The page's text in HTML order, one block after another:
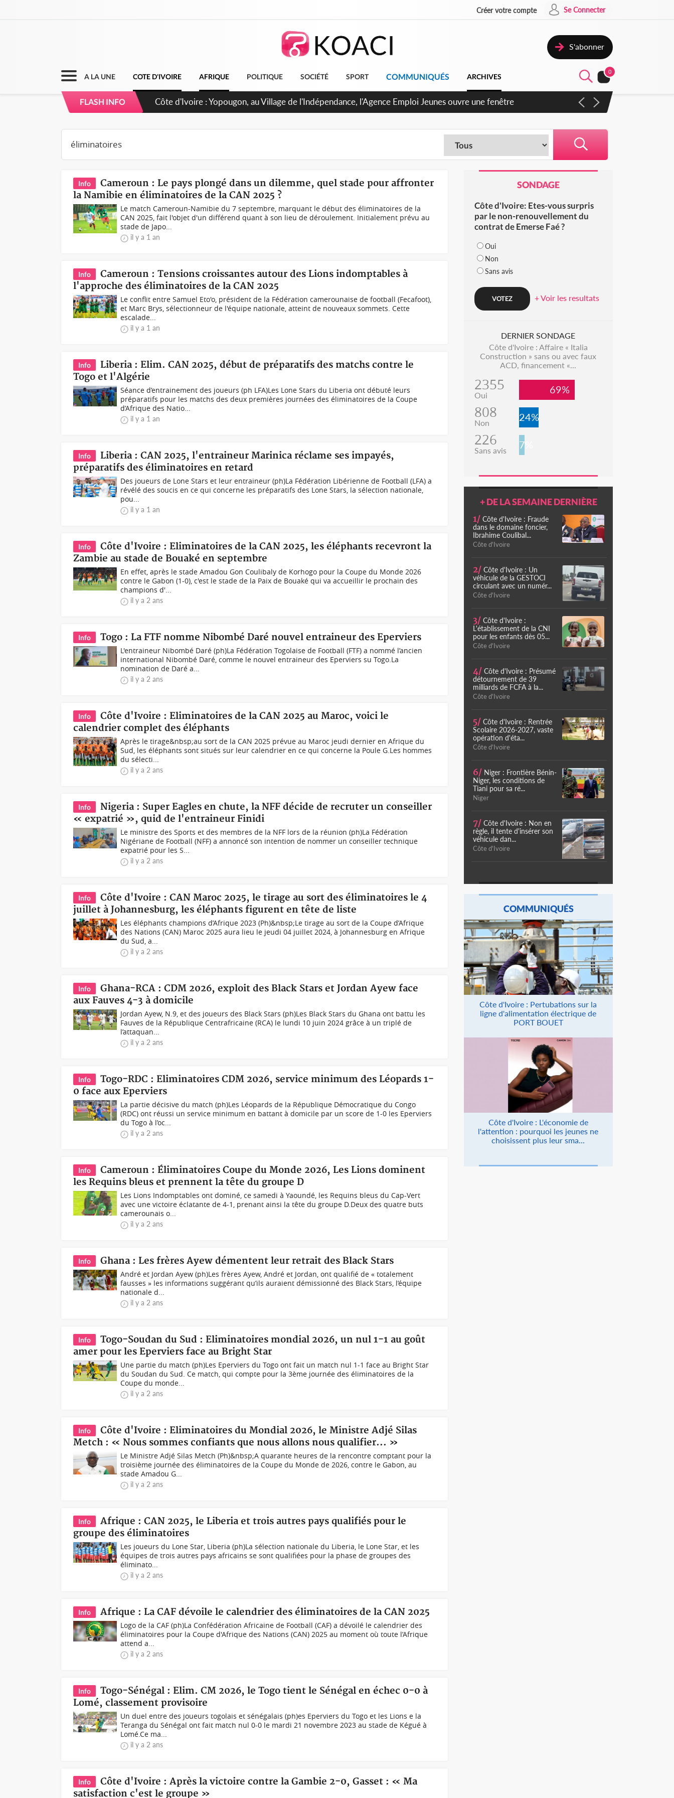
Créer votre compte Se Connecter
S'abonner
A LA UNE COTE D'IVOIRE AFRIQUE POLITIQUE SOCIÉTÉ SPORT COMMUNIQUÉS ARCHIVES
0
FLASH INFO
Côte d'Ivoire : Yopougon, au Village de l'Indépendance, l'Agence Emploi Jeunes ouvre une fenêtre
Info
Cameroun : Le pays plongé dans un dilemme, quel stade pour affronter
la Namibie en éliminatoires de la CAN 2025 ?
Le match Cameroun-Namibie du 7 septembre, marquant le début des éliminatoires de la
CAN 2025, fait l'objet d'un différend quant à son lieu de déroulement. Initialement prévu au
stade de Japo...
il y a 1 an
Info
Cameroun : Tensions croissantes autour des Lions indomptables à
l'approche des éliminatoires de la CAN 2025
Le conflit entre Samuel Eto'o, président de la Fédération camerounaise de football (Fecafoot),
et Marc Brys, sélectionneur de l'équipe nationale, atteint de nouveaux sommets. Cette
escalade...
il y a 1 an
Info
Liberia : Elim. CAN 2025, début de préparatifs des matchs contre le
Togo et l'Algérie
Séance d’entrainement des joueurs (ph LFA)Les Lone Stars du Liberia ont débuté leurs
préparatifs pour les matchs des deux premières journées des éliminatoires de la Coupe
d’Afrique des Natio...
il y a 1 an
Info
Liberia : CAN 2025, l'entraineur Marinica réclame ses impayés,
préparatifs des éliminatoires en retard
Des joueurs de Lone Stars et leur entraineur (ph)La Fédération Libérienne de Football (LFA) a
révélé des soucis en ce qui concerne les préparatifs des Lone Stars, la sélection nationale,
pou...
il y a 1 an
Info
Côte d'Ivoire : Eliminatoires de la CAN 2025, les éléphants recevront la
Zambie au stade de Bouaké en septembre
En effet, après le stade Amadou Gon Coulibaly de Korhogo pour la Coupe du Monde 2026
contre le Gabon (1-0), c'est le stade de la Paix de Bouaké qui va accueillir le prochain des
champions d'...
il y a 2 ans
Info Togo : La FTF nomme Nibombé Daré nouvel entraineur des Eperviers
L'entraineur Nibombé Daré (ph)La Fédération Togolaise de Football (FTF) a nommé l’ancien
international Nibombé Daré, comme le nouvel entraineur des Eperviers su Togo.La
nomination de Daré a...
il y a 2 ans
Info
Côte d'Ivoire : Eliminatoires de la CAN 2025 au Maroc, voici le
calendrier complet des éléphants
Après le tirage&nbsp;au sort de la CAN 2025 prévue au Maroc jeudi dernier en Afrique du
Sud, les éléphants sont situés sur leur calendrier en ce qui concerne la Poule G.Les hommes
du sélecti...
il y a 2 ans
Info
Nigeria : Super Eagles en chute, la NFF décide de recruter un conseiller
« expatrié », quid de l'entraineur Finidi
Le ministre des Sports et des membres de la NFF lors de la réunion (ph)La Fédération
Nigériane de Football (NFF) a annoncé son intention de nommer un conseiller technique
expatrié pour les S...
il y a 2 ans
Info
Côte d'Ivoire : CAN Maroc 2025, le tirage au sort des éliminatoires le 4
juillet à Johannesburg, les éléphants figurent en tête de liste
Les éléphants champions d’Afrique 2023 (Ph)&nbsp;Le tirage au sort de la Coupe d’Afrique
des Nations (CAN) Maroc 2025 aura lieu le jeudi 04 juillet 2024, à Johannesburg en Afrique
du Sud, a...
il y a 2 ans
Info
Ghana-RCA : CDM 2026, exploit des Black Stars et Jordan Ayew face
aux Fauves 4-3 à domicile
Jordan Ayew, N.9, et des joueurs des Black Stars (ph)Les Black Stars du Ghana ont battu les
Fauves de la République Centrafricaine (RCA) le lundi 10 juin 2024 grâce à un triplé de
l’attaquan...
il y a 2 ans
Info
Togo-RDC : Eliminatoires CDM 2026, service minimum des Léopards 1-
0 face aux Eperviers
La partie décisive du match (ph)Les Léopards de la République Démocratique du Congo
(RDC) ont réussi un service minimum en battant à domicile par un score de 1-0 les Eperviers
du Togo à l’oc...
il y a 2 ans
Info
Cameroun : Éliminatoires Coupe du Monde 2026, Les Lions dominent
les Requins bleus et prennent la tête du groupe D
Les Lions Indomptables ont dominé, ce samedi à Yaoundé, les Requins bleus du Cap-Vert
avec une victoire éclatante de 4-1, prenant ainsi la tête du groupe D.Deux des quatre buts
camerounais o...
il y a 2 ans
Info Ghana : Les frères Ayew démentent leur retrait des Black Stars
André et Jordan Ayew (ph)Les frères Ayew, André et Jordan, ont qualifié de « totalement
fausses » les informations suggérant qu’ils auraient démissionné des Black Stars, l’équipe
nationale d...
il y a 2 ans
Info
Togo-Soudan du Sud : Eliminatoires mondial 2026, un nul 1-1 au goût
amer pour les Eperviers face au Bright Star
Une partie du match (ph)Les Eperviers du Togo ont fait un match nul 1-1 face au Bright Star
du Soudan du Sud. Ce match, qui compte pour la 3ème journée des éliminatoires de la
Coupe du monde...
il y a 2 ans
Info
Côte d'Ivoire : Eliminatoires du Mondial 2026, le Ministre Adjé Silas
Metch : « Nous sommes confiants que nous allons nous qualifier... »
Le Ministre Adjé Silas Metch (Ph)&nbsp;A quarante heures de la rencontre comptant pour la
troisième journée des éliminatoires de la Coupe du Monde de 2026, contre le Gabon, au
stade Amadou G...
il y a 2 ans
Info
Afrique : CAN 2025, le Liberia et trois autres pays qualifiés pour le
groupe des éliminatoires
Les joueurs du Lone Star, Liberia (ph)La sélection nationale du Liberia, le Lone Star, et les
équipes de trois autres pays africains se sont qualifiées pour la phase de groupes des
éliminato...
il y a 2 ans
Info Afrique : La CAF dévoile le calendrier des éliminatoires de la CAN 2025
Logo de la CAF (ph)La Confédération Africaine de Football (CAF) a dévoilé le calendrier des
éliminatoires pour la Coupe d'Afrique des Nations (CAN) 2025 au moment où toute l’Afrique
attend a...
il y a 2 ans
Info
Togo-Sénégal : Elim. CM 2026, le Togo tient le Sénégal en échec 0-0 à
Lomé, classement provisoire
Un duel entre des joueurs togolais et sénégalais (ph)es Eperviers du Togo et les Lions e la
Teranga du Sénégal ont fait match nul 0-0 le mardi 21 novembre 2023 au stade de Kégué à
Lomé.Ce ma...
il y a 2 ans
Info
Côte d'Ivoire : Après la victoire contre la Gambie 2-0, Gasset : « Ma
satisfaction c'est le groupe »
SONDAGE
Côte d'Ivoire: Etes-vous surpris
par le non-renouvellement du
contrat de Emerse Faé ?
Oui
Non
Sans avis
+ Voir les resultats
DERNIER SONDAGE
Côte d'Ivoire : Affaire « Italia
Construction » sans ou avec faux
ACD, financement «...
2355
Oui 69%
808
Non 24%
226
Sans avis 7%
+ DE LA SEMAINE DERNIÈRE
1/ Côte d'Ivoire : Fraude
dans le domaine foncier,
Ibrahime Coulibal...
Côte d'Ivoire
2/ Côte d'Ivoire : Un
véhicule de la GESTOCI
circulant avec un numér...
Côte d'Ivoire
3/ Côte d'Ivoire :
L'établissement de la CNI
pour les enfants dès 05...
Côte d'Ivoire
4/ Côte d'Ivoire : Présumé
détournement de 39
milliards de FCFA à la...
Côte d'Ivoire
5/ Côte d'Ivoire : Rentrée
Scolaire 2026-2027, vaste
opération d'éta...
Côte d'Ivoire
6/ Niger : Frontière Bénin-
Niger, les conditions de
Tiani pour sa ré...
Niger
7/ Côte d'Ivoire : Non en
règle, il tente d'insérer son
véhicule dan...
Côte d'Ivoire
COMMUNIQUÉS
Côte d'Ivoire : Pertubations sur la
ligne d'alimentation électrique de
PORT BOUET
Côte d'Ivoire : L'économie de
l'attention : pourquoi les jeunes ne
choisissent plus leur sma...